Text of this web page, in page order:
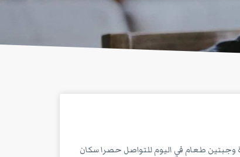
وجبتين طعام في اليوم للتواصل حصرا سكان